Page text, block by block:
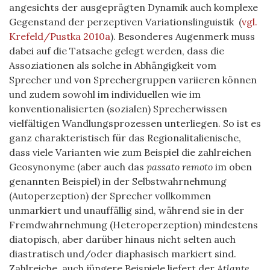
angesichts der ausgeprägten Dynamik auch komplexe
Gegenstand der perzeptiven Variationslinguistik (vgl.
Krefeld/Pustka 2010a). Besonderes Augenmerk muss
dabei auf die Tatsache gelegt werden, dass die
Assoziationen als solche in Abhängigkeit vom
Sprecher und von Sprechergruppen variieren können
und zudem sowohl im individuellen wie im
konventionalisierten (sozialen) Sprecherwissen
vielfältigen Wandlungsprozessen unterliegen. So ist es
ganz charakteristisch für das Regionalitalienische,
dass viele Varianten wie zum Beispiel die zahlreichen
Geosynonyme (aber auch das passato remoto im oben
genannten Beispiel) in der Selbstwahrnehmung
(Autoperzeption) der Sprecher vollkommen
unmarkiert und unauffällig sind, während sie in der
Fremdwahrnehmung (Heteroperzeption) mindestens
diatopisch, aber darüber hinaus nicht selten auch
diastratisch und/oder diaphasisch markiert sind.